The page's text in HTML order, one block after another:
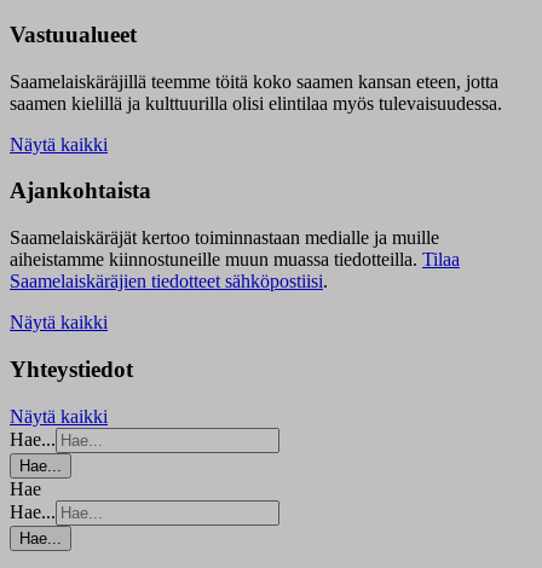
Vastuualueet
Saamelaiskäräjillä teemme töitä koko saamen kansan eteen, jotta
saamen kielillä ja kulttuurilla olisi elintilaa myös tulevaisuudessa.
Näytä kaikki
Ajankohtaista
Saamelaiskäräjät kertoo toiminnastaan medialle ja muille
aiheistamme kiinnostuneille muun muassa tiedotteilla. Tilaa
Saamelaiskäräjien tiedotteet sähköpostiisi.
Näytä kaikki
Yhteystiedot
Näytä kaikki
Hae...
Hae...
Hae
Hae...
Hae...